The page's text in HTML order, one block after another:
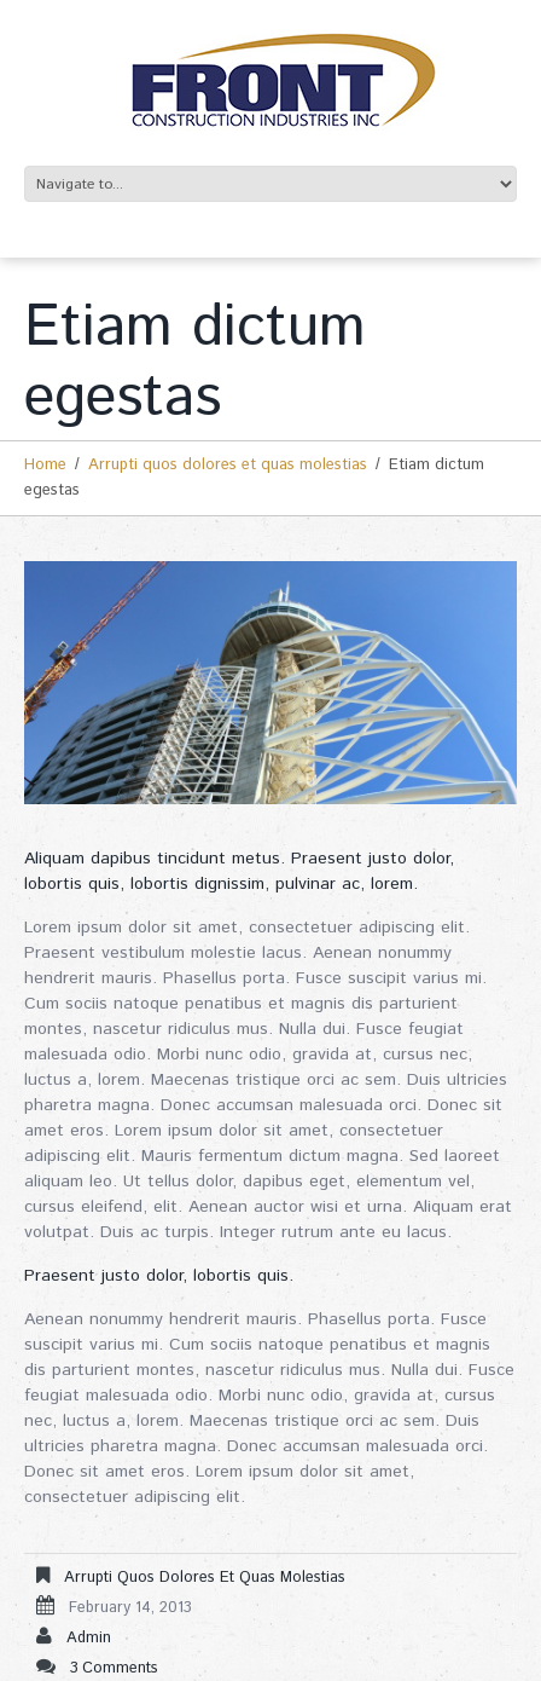
Etiam dictum
egestas
Home Arrupti quos dolores et quas molestias
Etiam dictum
egestas
Aliquam dapibus tincidunt metus. Praesent justo dolor,
lobortis quis, lobortis dignissim, pulvinar ac, lorem.
Lorem ipsum dolor sit amet, consectetuer adipiscing elit.
Praesent vestibulum molestie lacus. Aenean nonummy
hendrerit mauris. Phasellus porta. Fusce suscipit varius mi.
Cum sociis natoque penatibus et magnis dis parturient
montes, nascetur ridiculus mus. Nulla dui. Fusce feugiat
malesuada odio. Morbi nunc odio, gravida at, cursus nec,
luctus a, lorem. Maecenas tristique orci ac sem. Duis ultricies
pharetra magna. Donec accumsan malesuada orci. Donec sit
amet eros. Lorem ipsum dolor sit amet, consectetuer
adipiscing elit. Mauris fermentum dictum magna. Sed laoreet
aliquam leo. Ut tellus dolor, dapibus eget, elementum vel,
cursus eleifend, elit. Aenean auctor wisi et urna. Aliquam erat
volutpat. Duis ac turpis. Integer rutrum ante eu lacus.
Praesent justo dolor, lobortis quis.
Aenean nonummy hendrerit mauris. Phasellus porta. Fusce
suscipit varius mi. Cum sociis natoque penatibus et magnis
dis parturient montes, nascetur ridiculus mus. Nulla dui. Fusce
feugiat malesuada odio. Morbi nunc odio, gravida at, cursus
nec, luctus a, lorem. Maecenas tristique orci ac sem. Duis
ultricies pharetra magna. Donec accumsan malesuada orci.
Donec sit amet eros. Lorem ipsum dolor sit amet,
consectetuer adipiscing elit.
Arrupti Quos Dolores Et Quas Molestias
February 14, 2013
Admin
3 Comments